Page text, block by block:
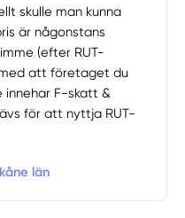
skulle man kunna
är någonstans
(efter RUT-
att företaget du
innehar F-skatt &
för att nyttja RUT-
län